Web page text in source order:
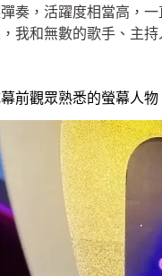
奏，活躍度相當高，
我和無數的歌手、主
前觀眾熟悉的螢幕人物